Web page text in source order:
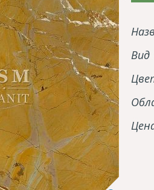
Вид